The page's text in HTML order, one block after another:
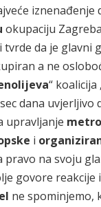
iznenađenje
okupaciju
tvrde da je glavni
a ne
“ koalicija
dana uvjerljivo
upravljanje
i
pravo na svoju
govore reakcije
ne spominjemo,